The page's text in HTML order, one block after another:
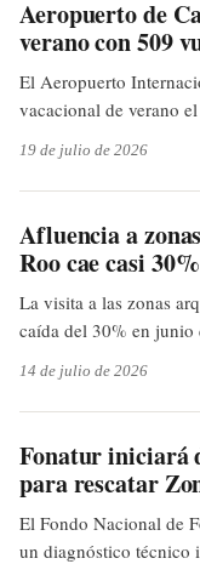
Aeropuerto de
verano con 509
El Aeropuerto
vacacional de verano
según Quintana Roo Hoy.
19 de julio de 2026
Afluencia a
Roo cae casi
La visita a las zonas
caída del 30% en
afectados, mientras
QR.
14 de julio de 2026
Fonatur iniciará
para rescatar
El Fondo Nacional de
un diagnóstico técnico